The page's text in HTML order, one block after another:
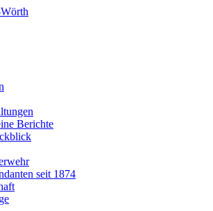
Berichte
seit 1874